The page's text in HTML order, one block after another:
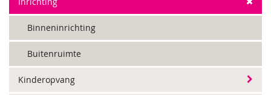
Binneninrichting
Buitenruimte
Kinderopvang